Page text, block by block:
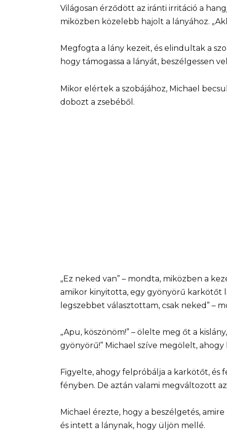
Világosan érződött az iránti irritáció a
miközben közelebb hajolt a lányához.
Megfogta a lány kezeit, és elindultak a
hogy támogassa a lányát, beszélgessen
Mikor elértek a szobájához, Michael
dobozt a zsebéből.
„Ez neked van” – mondta, miközben a
amikor kinyitotta, egy gyönyörű karkötőt
legszebbet választottam, csak neked” –
„Apu, köszönöm!” – ölelte meg őt a
gyönyörű!” Michael szíve megölelt,
Figyelte, ahogy felpróbálja a karkötőt, és
fényben. De aztán valami megváltozott
Michael érezte, hogy a beszélgetés,
és intett a lánynak, hogy üljön mellé.